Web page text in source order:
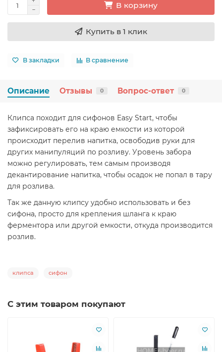
В корзину
Купить в 1 клик
В закладки В сравнение
Описание Отзывы 0 Вопрос-ответ 0
Клипса походит для сифонов Easy Start, чтобы
зафиксировать его на краю емкости из которой
происходит перелив напитка, освободив руки для
других манипуляций по розливу. Уровень забора
можно регулировать, тем самым производя
декантирование напитка, чтобы осадок не попал в тару
для розлива.
Так же данную клипсу удобно использовать и без
сифона, просто для крепления шланга к краю
ферментора или другой емкости, откуда производится
розлив.
клипса сифон
С этим товаром покупают